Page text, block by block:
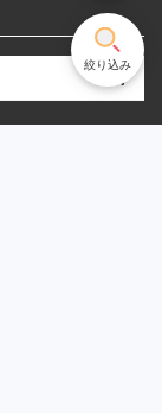
絞り込み